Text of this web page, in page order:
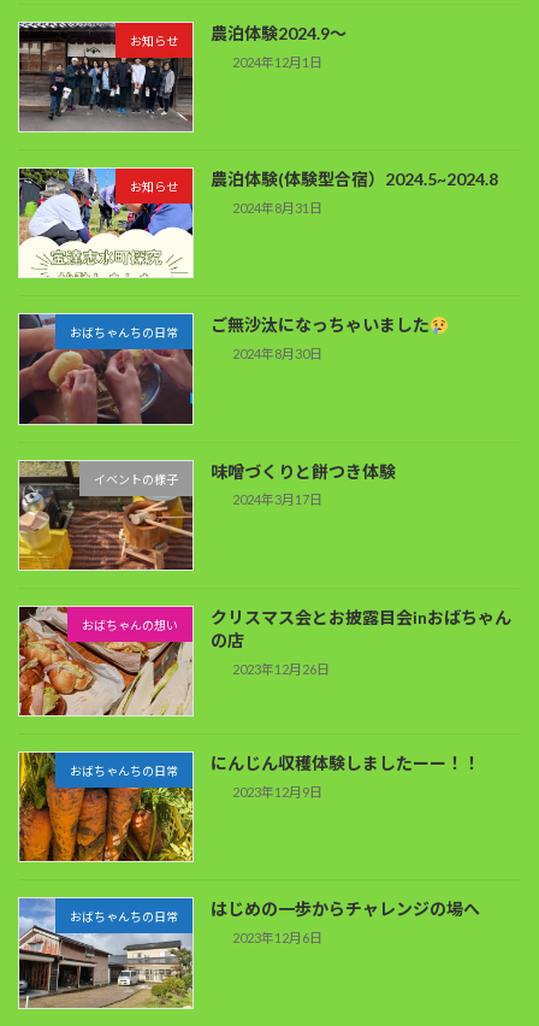
お知らせ 農泊体験2024.9～
2024年12月1日
お知らせ 農泊体験(体験型合宿）2024.5~2024.8
2024年8月31日
おばちゃんちの日常 ご無沙汰になっちゃいました
2024年8月30日
イベントの様子 味噌づくりと餅つき体験
2024年3月17日
おばちゃんの想い
クリスマス会とお披露目会inおばちゃん
の店
2023年12月26日
おばちゃんちの日常 にんじん収穫体験しましたーー！！
2023年12月9日
おばちゃんちの日常 はじめの一歩からチャレンジの場へ
2023年12月6日